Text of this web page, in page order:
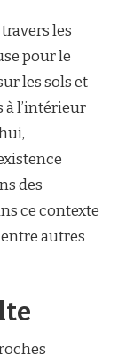
les
pour le
les sols et
à l’intérieur
des
ce contexte
autres